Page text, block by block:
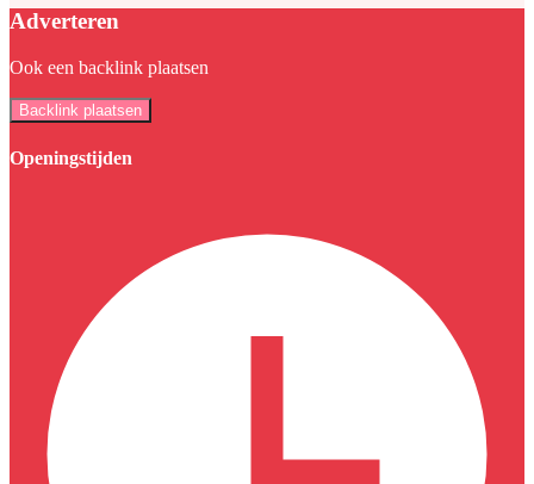
Adverteren
Ook een backlink plaatsen
Backlink plaatsen
Openingstijden